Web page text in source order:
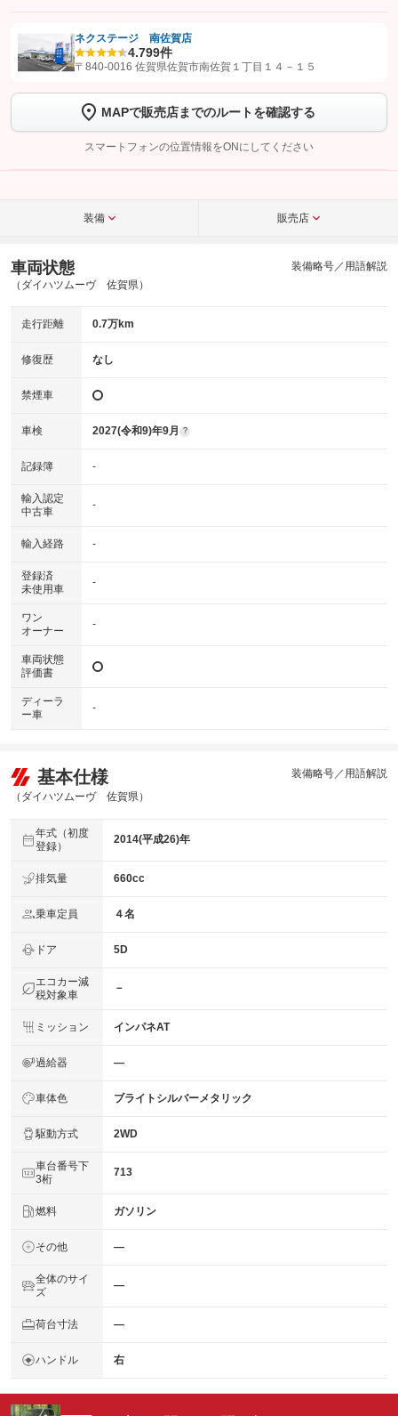
【STEP1】認証画面でグーネットを友だち追加してから「許可する」ボタンを押
トーク画面で
ボタンをタップして問い合わせを
完了してください。
こちら
ネクステージ 南佐賀店
4.799件
〒840-0016 佐賀県佐賀市南佐賀１丁目１４－１５
MAPで販売店までのルートを確認する
スマートフォンの位置情報をONにしてください
装備 販売店
車両状態
（ダイハツムーヴ 佐賀県）
装備略号／用語解説
走行距離 0.7万km
修復歴 なし
禁煙車
車検 2027(令和9)年9月 ?
記録簿 -
輸入認定
中古車
-
輸入経路 -
登録済
未使用車
-
ワン
オーナー
-
車両状態
評価書
ディーラ
ー車
-
基本仕様
（ダイハツムーヴ 佐賀県）
装備略号／用語解説
年式（初度
登録）
2014(平成26)年
排気量 660cc
乗車定員 ４名
ドア 5D
エコカー減
税対象車
－
ミッション インパネAT
過給器 ―
車体色 ブライトシルバーメタリック
駆動方式 2WD
車台番号下
3桁
713
燃料 ガソリン
その他 ―
全体のサイ
ズ
―
荷台寸法 ―
ハンドル 右